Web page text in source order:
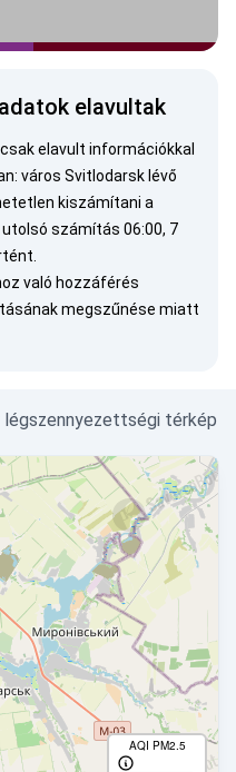
elavultak
elavult információkkal
város Svitlodarsk lévő
kiszámítani a
számítás 06:00, 7
való hozzáférés
megszűnése miatt
térkép
AQI PM2.5